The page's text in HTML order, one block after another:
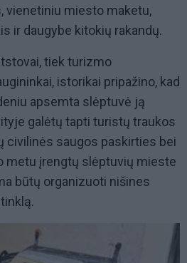
vienetiniu miesto maketu,
ir daugybe kitokių rakandų.
tiek turizmo
istorikai pripažino, kad
apsemta slėptuvė ją
galėtų tapti turistų traukos
civilinės saugos paskirties bei
metu įrengtų slėptuvių mieste
būtų organizuoti nišines